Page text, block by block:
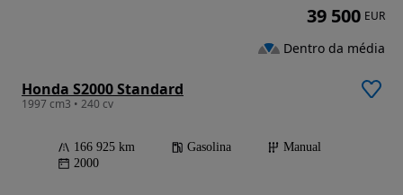
Honda S2000 Standard
1997 cm3 • 240 cv
166 925 km Gasolina
Manual
2000
39 500 EUR
Dentro da média